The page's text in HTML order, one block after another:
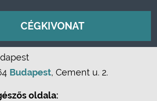
CÉGKIVONAT
Budapest, Cement u. 2.
oldala: